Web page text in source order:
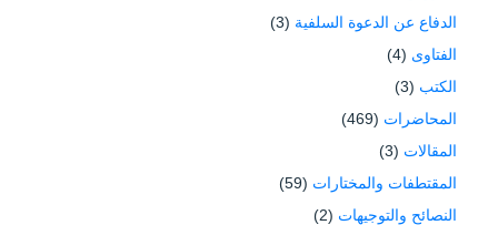
الدفاع عن الدعوة السلفية (3)
الفتاوى (4)
الكتب (3)
المحاضرات (469)
المقالات (3)
المقتطفات والمختارات (59)
النصائح والتوجيهات (2)